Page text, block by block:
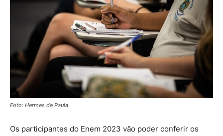
Foto: Hermes de Paula
Os participantes do Enem 2023 vão poder conferir os